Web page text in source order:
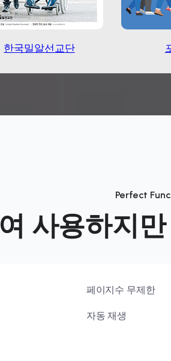
한국밀알선교단
Perfect
사용하지만
페이지수 무제한
자동 재생